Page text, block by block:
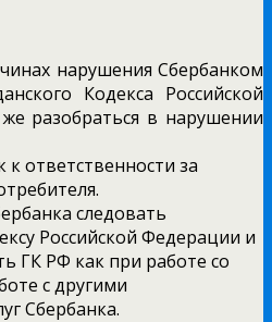
нарушения Сбербанком
Кодекса Российской
разобраться в нарушении
ответственности за
следовать
Российской Федерации и
ГК РФ как при работе со
с другими
Сбербанка.